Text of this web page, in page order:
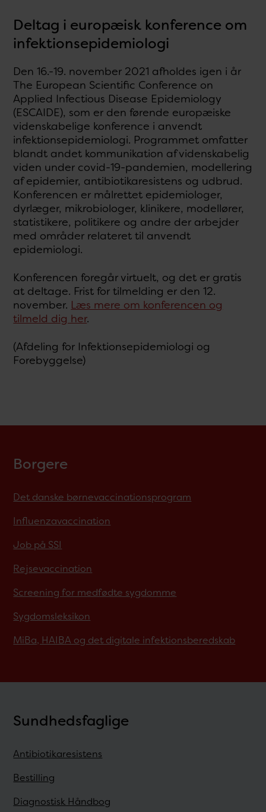
Deltag i europæisk konference om
infektionsepidemiologi
Den 16.-19. november 2021 afholdes igen i år
The European Scientific Conference on
Applied Infectious Disease Epidemiology
(ESCAIDE), som er den førende europæiske
videnskabelige konference i anvendt
infektionsepidemiologi. Programmet omfatter
blandt andet kommunikation af videnskabelig
viden under covid-19-pandemien, modellering
af epidemier, antibiotikaresistens og udbrud.
Konferencen er målrettet epidemiologer,
dyrlæger, mikrobiologer, klinikere, modellører,
statistikere, politikere og andre der arbejder
med områder relateret til anvendt
epidemiologi.
Konferencen foregår virtuelt, og det er gratis
at deltage. Frist for tilmelding er den 12.
november. Læs mere om konferencen og
tilmeld dig her.
(Afdeling for Infektionsepidemiologi og
Forebyggelse)
Borgere
Det danske børnevaccinationsprogram
Influenzavaccination
Job på SSI
Rejsevaccination
Screening for medfødte sygdomme
Sygdomsleksikon
MiBa, HAIBA og det digitale infektionsberedskab
Sundhedsfaglige
Antibiotikaresistens
Bestilling
Diagnostisk Håndbog